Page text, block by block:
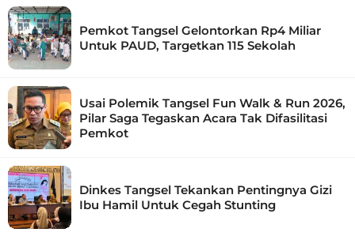
Pemkot Tangsel Gelontorkan Rp4 Miliar
Untuk PAUD, Targetkan 115 Sekolah
Usai Polemik Tangsel Fun Walk & Run 2026,
Pilar Saga Tegaskan Acara Tak Difasilitasi
Pemkot
Dinkes Tangsel Tekankan Pentingnya Gizi
Ibu Hamil Untuk Cegah Stunting